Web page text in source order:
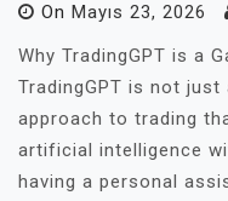
On Mayıs 23, 2026
Why TradingGPT is a
TradingGPT is not
approach to trading
artificial intelligence
having a personal